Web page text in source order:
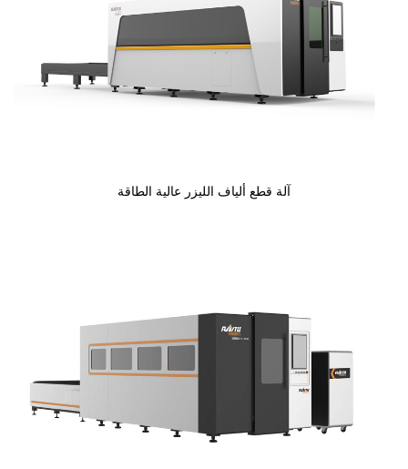
آلة قطع ألياف الليزر عالية الطاقة